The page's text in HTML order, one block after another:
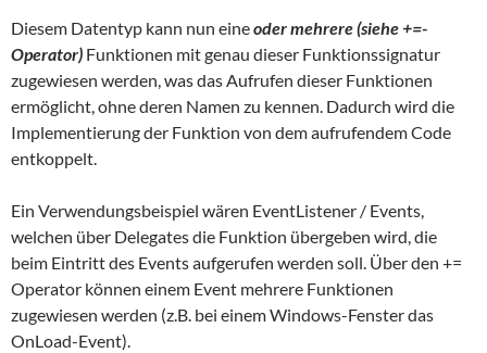
Diesem Datentyp kann nun eineoder mehrere(siehe +=-
Operator) Funktionen mit genau dieser Funktionssignatur
zugewiesen werden, was das Aufrufen dieser Funktionen
ermöglicht, ohne deren Namen zu kennen. Dadurch wird die
Implementierung der Funktion von dem aufrufendem Code
entkoppelt.
Ein Verwendungsbeispiel wären EventListener / Events,
welchen über Delegates die Funktion übergeben wird, die
beim Eintritt des Events aufgerufen werden soll. Über den +=
Operator können einem Event mehrere Funktionen
zugewiesen werden (z.B. bei einem Windows-Fenster das
OnLoad-Event).